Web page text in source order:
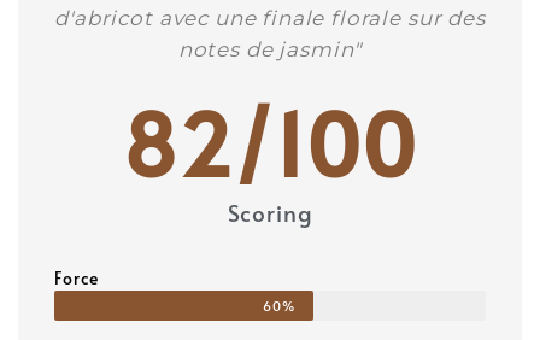
d'abricot avec une finale florale sur des
notes de jasmin"
82/100
Scoring
Force
60%